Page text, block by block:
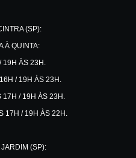
(SP):
À QUINTA:
19H ÀS 23H.
/ 19H ÀS 23H.
17H / 19H ÀS 23H.
17H / 19H ÀS 22H.
(SP):